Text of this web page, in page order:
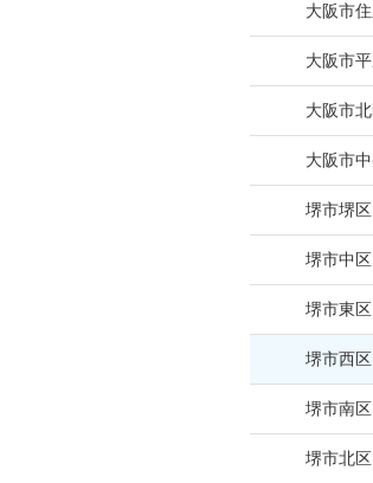
大阪市
大阪市
大阪市
大阪市
堺市堺区
堺市中区
堺市東区
堺市西区
堺市南区
堺市北区